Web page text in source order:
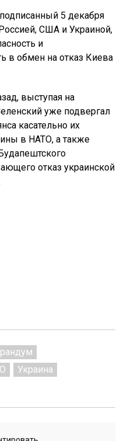
5 декабря
США и Украиной,
и
в обмен на отказ Киева
выступая на
уже подвергал
касательно их
в НАТО, а также
отказ украинской
Украина